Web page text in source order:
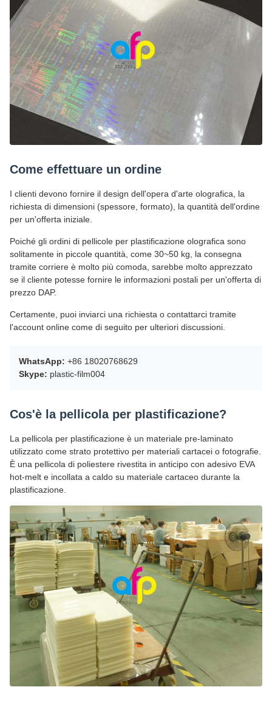
Come effettuare un ordine
I clienti devono fornire il design dell'opera d'arte olografica, la
richiesta di dimensioni (spessore, formato), la quantità dell'ordine
per un'offerta iniziale.
Poiché gli ordini di pellicole per plastificazione olografica sono
solitamente in piccole quantità, come 30~50 kg, la consegna
tramite corriere è molto più comoda, sarebbe molto apprezzato
se il cliente potesse fornire le informazioni postali per un'offerta di
prezzo DAP.
Certamente, puoi inviarci una richiesta o contattarci tramite
l'account online come di seguito per ulteriori discussioni.
WhatsApp: +86 18020768629
Skype: plastic-film004
Cos'è la pellicola per plastificazione?
La pellicola per plastificazione è un materiale pre-laminato
utilizzato come strato protettivo per materiali cartacei o fotografie.
È una pellicola di poliestere rivestita in anticipo con adesivo EVA
hot-melt e incollata a caldo su materiale cartaceo durante la
plastificazione.